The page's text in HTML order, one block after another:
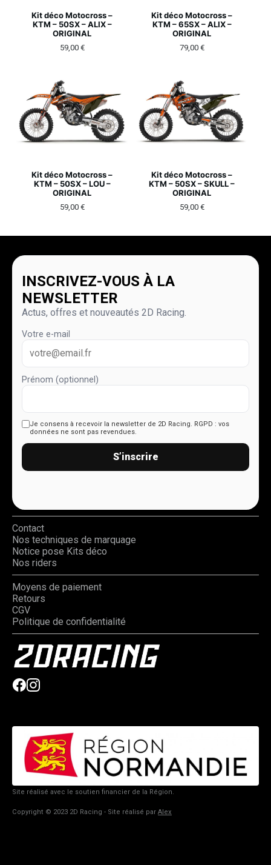
Kit déco Motocross –
KTM – 50SX – ALIX –
ORIGINAL
59,00 €
Kit déco Motocross –
KTM – 65SX – ALIX –
ORIGINAL
79,00 €
Kit déco Motocross –
KTM – 50SX – LOU –
ORIGINAL
59,00 €
Kit déco Motocross –
KTM – 50SX – SKULL –
ORIGINAL
59,00 €
INSCRIVEZ-VOUS À LA
NEWSLETTER
Actus, offres et nouveautés 2D Racing.
Votre e-mail
Prénom (optionnel)
Je consens à recevoir la newsletter de 2D Racing. RGPD : vos
données ne sont pas revendues.
S’inscrire
Contact
Nos techniques de marquage
Notice pose Kits déco
Nos riders
Moyens de paiement
Retours
CGV
Politique de confidentialité
Site réalisé avec le soutien financier de la Région.
Copyright © 2023 2D Racing - Site réalisé par Alex